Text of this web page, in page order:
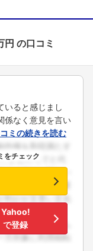
円 の口コミ
いると感じまし
係なく意見を言い
ミの続きを読む
をチェック
Yahoo!
で登録